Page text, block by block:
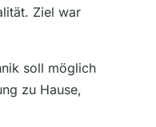
Ziel war
soll möglich
zu Hause,